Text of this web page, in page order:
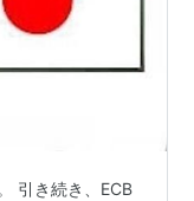
引き続き、ECB